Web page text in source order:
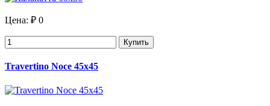
Цена: ₽ 0
Купить
Travertino Noce 45x45